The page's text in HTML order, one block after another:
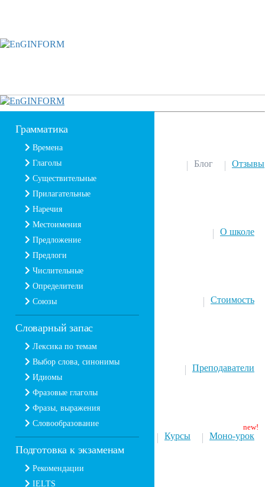
Грамматика
Времена
Глаголы
Существительные
Прилагательные
Наречия
Местоимения
Предложение
Предлоги
Числительные
Определители
Союзы
Словарный запас
Лексика по темам
Выбор слова, синонимы
Идиомы
Фразовые глаголы
Фразы, выражения
Словообразование
Подготовка к экзаменам
Рекомендации
IELTS
Отзывы
Блог
О школе
Стоимость
Преподаватели
Моно-урок
Курсы